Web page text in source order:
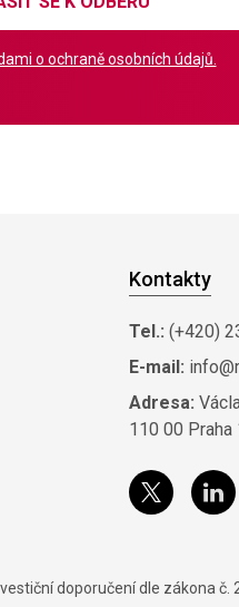
o ochraně osobních údajů.
Kontakty
Tel.: (+420)
E-mail:
Adresa:
110 00 Praha
doporučení dle zákona č.